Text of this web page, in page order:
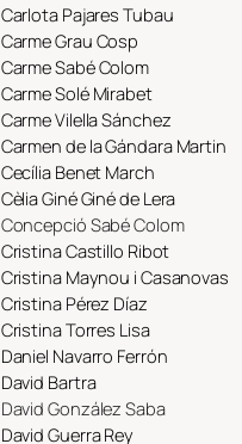
Carlota Pajares Tubau
Carme Grau Cosp
Carme Sabé Colom
Carme Solé Mirabet
Carme Vilella Sánchez
Carmen de la Gándara Martin
Cecília Benet March
Cèlia Giné Giné de Lera
Concepció Sabé Colom
Cristina Castillo Ribot
Cristina Maynou i Casanovas
Cristina Pérez Díaz
Cristina Torres Lisa
Daniel Navarro Ferrón
David Bartra
David González Saba
David Guerra Rey